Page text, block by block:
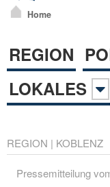
Home
REGION
LOKALES
REGION | KOBLENZ
Pressemitteilung